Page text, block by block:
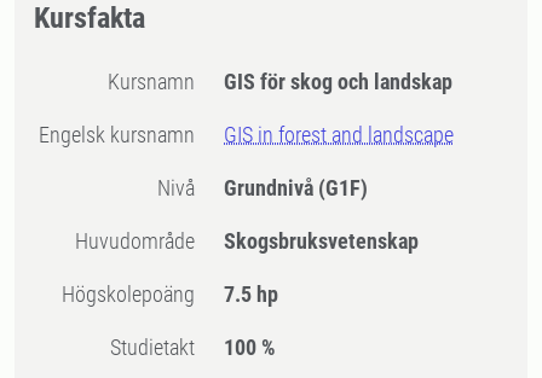
Kursfakta
Kursnamn GIS för skog och landskap
Engelsk kursnamn GIS in forest and landscape
Nivå Grundnivå (G1F)
Huvudområde Skogsbruksvetenskap
högskolepoäng 7.5 hp
Studietakt 100 %